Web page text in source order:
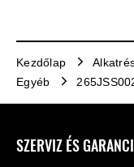
Kezdőlap
Egyéb
SZERVIZ ÉS